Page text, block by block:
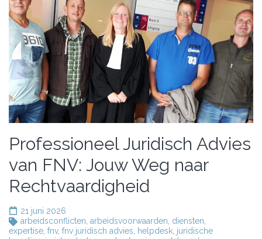
Professioneel Juridisch Advies
van FNV: Jouw Weg naar
Rechtvaardigheid
21 juni 2026
arbeidsconflicten, arbeidsvoorwaarden, diensten,
expertise, fnv, fnv juridisch advies, helpdesk, juridische